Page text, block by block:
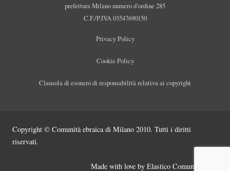
prefettura Milano numero d’ordine 285
C.F./P.IVA 03547690150
Privacy Policy
Cookie Policy
Clausola di esonero di responsabilità relativa ai copyright
Copyright © Comunità ebraica di Milano 2010. Tutti i diritti
riservati.
Made with love by Elastico Comunicazione